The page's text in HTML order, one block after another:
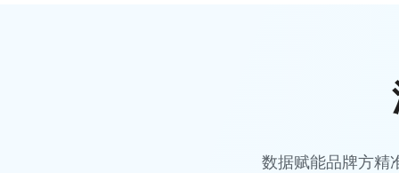
数据赋能品牌方精